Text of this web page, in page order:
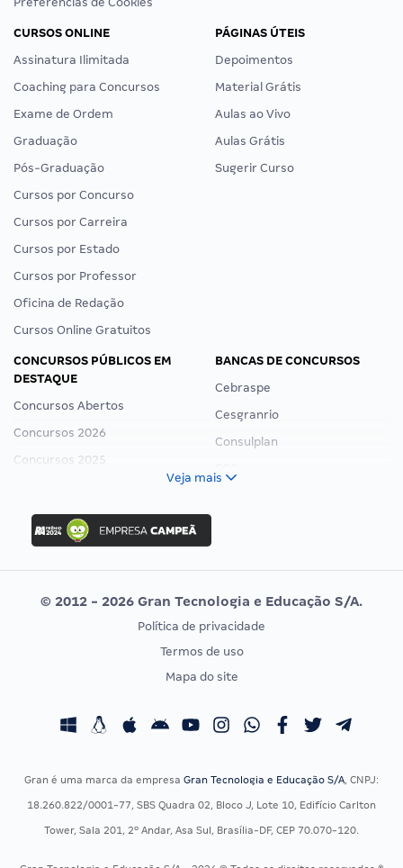
CURSOS ONLINE
Assinatura Ilimitada
Coaching para Concursos
Exame de Ordem
Graduação
Pós-Graduação
Cursos por Concurso
Cursos por Carreira
Cursos por Estado
Cursos por Professor
Oficina de Redação
Cursos Online Gratuitos
PÁGINAS ÚTEIS
Depoimentos
Material Grátis
Aulas ao Vivo
Aulas Grátis
Sugerir Curso
CONCURSOS PÚBLICOS EM
DESTAQUE
Concursos Abertos
Concursos 2026
Concursos 2025
Concurso Ibama
Concurso MPU
Editais publicados
BANCAS DE CONCURSOS
Cebraspe
Cesgranrio
Consulplan
Vunesp
CONCURSOS POR PROFISSÃO
Concursos Fiscais
EXAME DE ORDEM
Calendário OAB
Veja mais
© 2012 - 2026 Gran Tecnologia e Educação S/A.
Política de privacidade
Termos de uso
Mapa do site
Gran é uma marca da empresa Gran Tecnologia e Educação S/A, CNPJ:
18.260.822/0001-77, SBS Quadra 02, Bloco J, Lote 10, Edifício Carlton
Tower, Sala 201, 2º Andar, Asa Sul, Brasília-DF, CEP 70.070-120.